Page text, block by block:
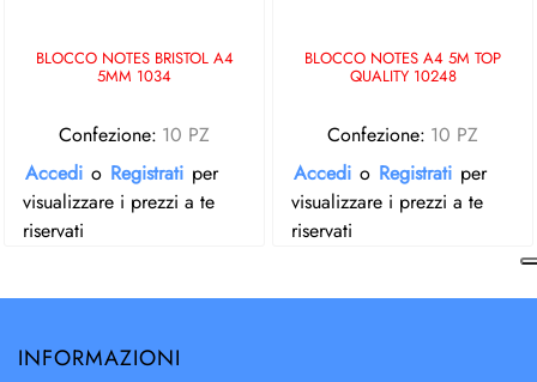
BLOCCO NOTES BRISTOL A4
5MM 1034
Confezione: 10 PZ
Accedi o Registrati per
visualizzare i prezzi a te
riservati
BLOCCO NOTES A4 5M TOP
QUALITY 10248
Confezione: 10 PZ
Accedi o Registrati per
visualizzare i prezzi a te
riservati
INFORMAZIONI